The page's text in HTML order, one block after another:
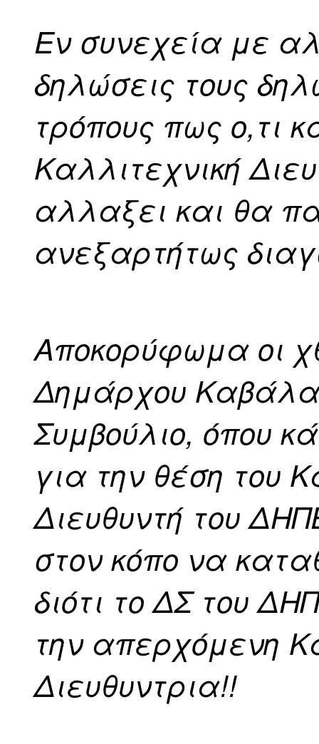
Εν συνεχεία με
δηλώσεις τους
τρόπους πως ο,τι
Καλλιτεχνική
αλλαξει και θα
ανεξαρτήτως
Αποκορύφωμα οι
Δημάρχου
Συμβούλιο, όπου
για την θέση του
Διευθυντή του
στον κόπο να
διότι το ΔΣ του
την απερχόμενη
Διευθυντρια!!